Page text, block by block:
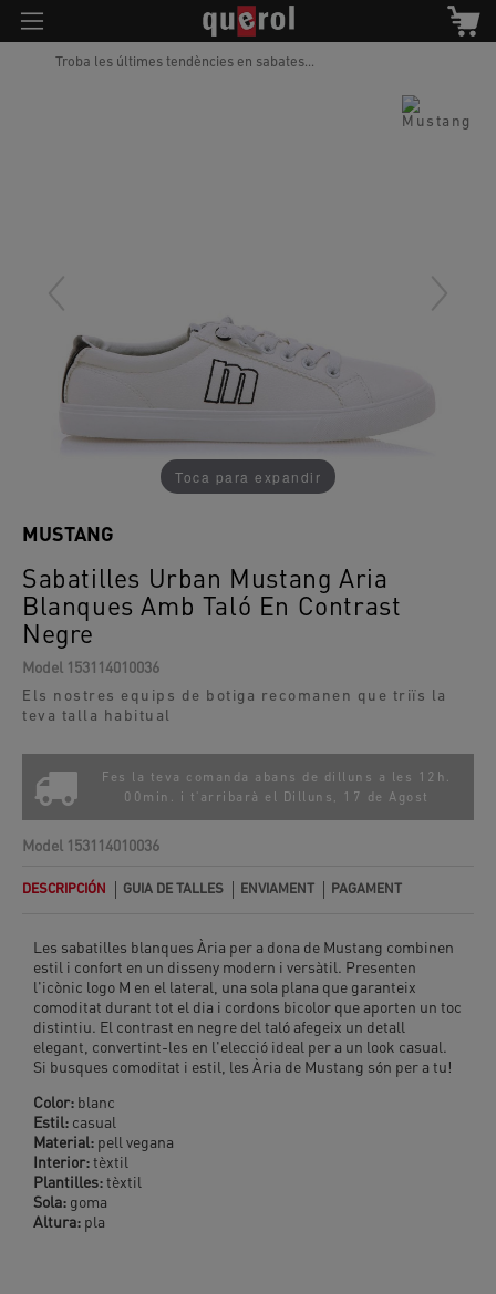
Troba les últimes tendències en sabates...
Toca para expandir
Sabatilles Urban Mustang Aria
Blanques Amb Taló En Contrast
Negre
MUSTANG
Model 153114010036
Els nostres equips de botiga recomanen que triïs la
teva talla habitual
Fes la teva comanda abans de dilluns a les 12h.
00min. i t'arribarà el
Dilluns, 17 de Agost
Model 153114010036
DESCRIPCIÓN GUIA DE TALLES ENVIAMENT PAGAMENT
Les sabatilles blanques Ària per a dona de Mustang combinen
estil i confort en un disseny modern i versàtil. Presenten
l'icònic logo M en el lateral, una sola plana que garanteix
comoditat durant tot el dia i cordons bicolor que aporten un toc
distintiu. El contrast en negre del taló afegeix un detall
elegant, convertint-les en l'elecció ideal per a un look casual.
Si busques comoditat i estil, les Ària de Mustang són per a tu!
Color: blanc
Estil: casual
Material: pell vegana
Interior:tèxtil
Plantilles:tèxtil
Sola: goma
Altura: pla